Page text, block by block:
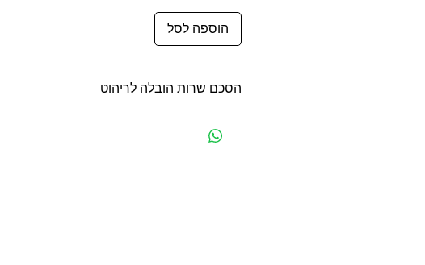
הוספה לסל
הסכם שרות הובלה לריהוט